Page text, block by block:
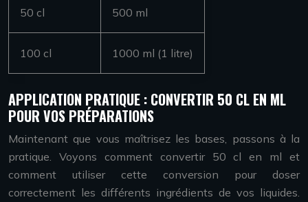
50 cl 500 ml
100 cl 1000 ml (1 litre)
APPLICATION PRATIQUE : CONVERTIR 50 CL EN ML
POUR VOS PRÉPARATIONS
Maintenant que vous maîtrisez les bases, passons à la
pratique. Voyons comment convertir 50 cl en ml et
comment utiliser cette conversion pour doser
correctement les différents ingrédients de vos liquides.